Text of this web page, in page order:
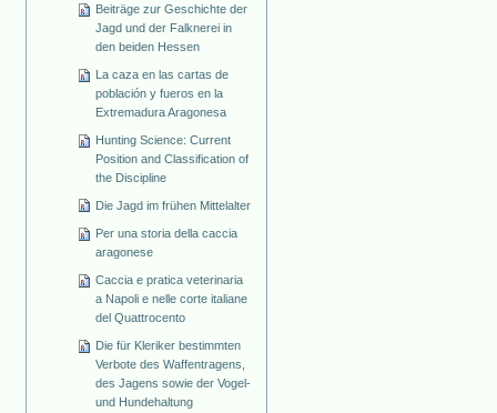
Beiträge zur Geschichte der
Jagd und der Falknerei in
den beiden Hessen
La caza en las cartas de
población y fueros en la
Extremadura Aragonesa
Hunting Science: Current
Position and Classification of
the Discipline
Die Jagd im frühen Mittelalter
Per una storia della caccia
aragonese
Caccia e pratica veterinaria
a Napoli e nelle corte italiane
del Quattrocento
Die für Kleriker bestimmten
Verbote des Waffentragens,
des Jagens sowie der Vogel-
und Hundehaltung